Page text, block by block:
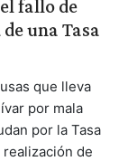
fallo de
una Tasa
que lleva
por mala
por la Tasa
de